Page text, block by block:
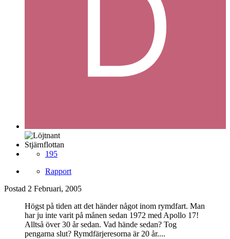
Stjärnflottan
195
Rapport
Postad 2 Februari, 2005
Högst på tiden att det händer något inom rymdfart. Man
har ju inte varit på månen sedan 1972 med Apollo 17!
Alltså över 30 år sedan. Vad hände sedan? Tog
pengarna slut? Rymdfärjeresorna är 20 år....